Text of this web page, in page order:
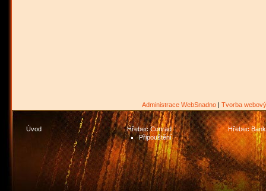
Administrace WebSnadno| Tvorba
Úvod
Hřebec Conrad
Připouštění
Hřebec